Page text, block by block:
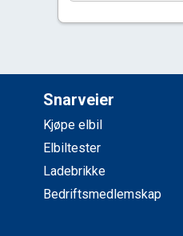
Snarveier
Kjøpe elbil
Elbiltester
Ladebrikke
Bedriftsmedlemskap